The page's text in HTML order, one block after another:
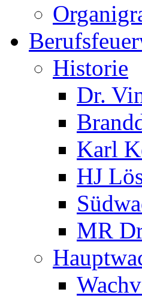
Historie
Dr.
Karl
HJ
MR